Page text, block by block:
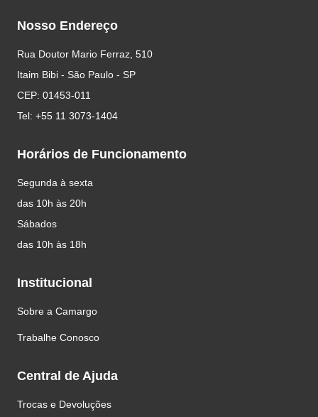
Nosso Endereço
Rua Doutor Mario Ferraz, 510
Itaim Bibi - São Paulo - SP
CEP: 01453-011
Tel: +55 11 3073-1404
Horários de Funcionamento
Segunda à sexta
das 10h às 20h
Sábados
das 10h às 18h
Institucional
Sobre a Camargo
Trabalhe Conosco
Central de Ajuda
Trocas e Devoluções